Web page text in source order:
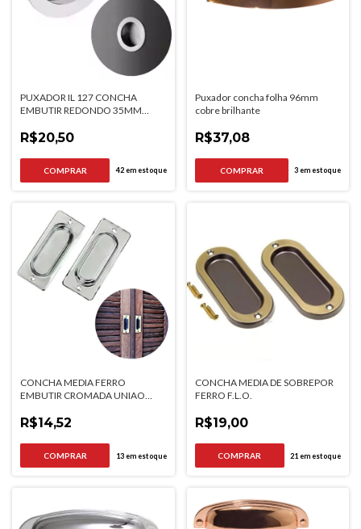
PUXADOR IL 127 CONCHA
EMBUTIR REDONDO 35MM
R$20,50
42em estoque
Puxador concha folha 96mm
cobre brilhante
R$37,08
3em estoque
CONCHA MEDIA FERRO
EMBUTIR CROMADA UNIAO
R$14,52
13em estoque
CONCHA MEDIA DE SOBREPOR
FERRO F.L.O.
R$19,00
21 em estoque